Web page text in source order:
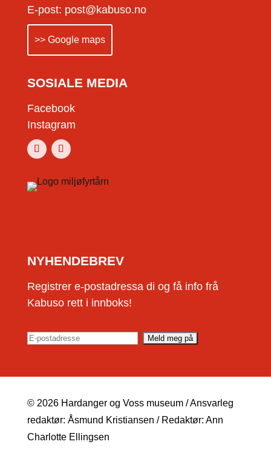
E-post: post@kabuso.no
>> Google maps
SOSIALE MEDIA
Facebook
Instagram
NYHENDEBREV
Registrer e-postadressa di og få info frå
Kabuso rett i innboks!
© 2026 Hardanger og Voss museum / Ansvarleg
redaktør: Åsmund Kristiansen / Redaktør: Ann
Charlotte Ellingsen